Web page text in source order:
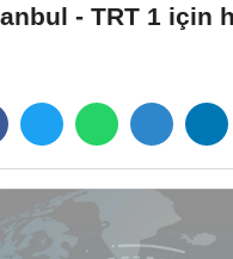
- TRT 1 için